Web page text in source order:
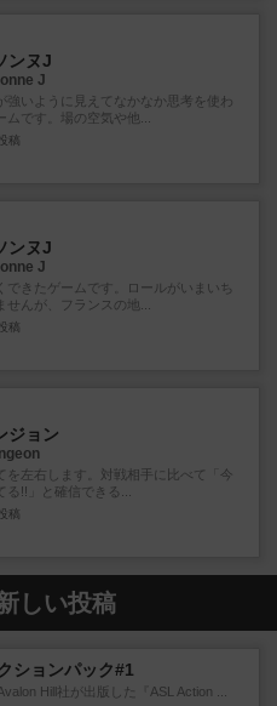
ンヌJ
J
強いように見えてなかなか思考を使わ
ムです。場の空気や他...
稿
ンヌJ
J
できたゲームです。ロールがいまいち
せんが、フランスの地...
稿
ジョン
を左右します。対戦相手に比べて「今
る!!」と確信できる...
稿
しい投稿
ションパック#1
Hill社が出版した『ASL Action ...